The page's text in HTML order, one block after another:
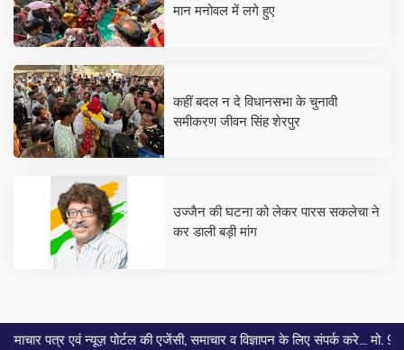
मान मनोवल में लगे हुए
कहीं बदल न दे विधानसभा के चुनावी
समीकरण जीवन सिंह शेरपुर
उज्जैन की घटना को लेकर पारस सकलेचा ने
कर डाली बड़ी मांग
की एजेंसी, समाचार व विज्ञापन के लिए संपर्क करे... मो. 9589882798|